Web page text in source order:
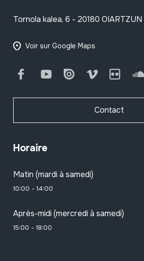
Tornola kalea, 6 - 20180 OIARTZUN
Voir sur Google Maps
FacebookYoutube Issuu Vimeo Flickr
Contact
Horaire
Matin (mardi à samedi)
10:00 - 14:00
Après-midi (mercredi à samedi)
15:00 - 18:00